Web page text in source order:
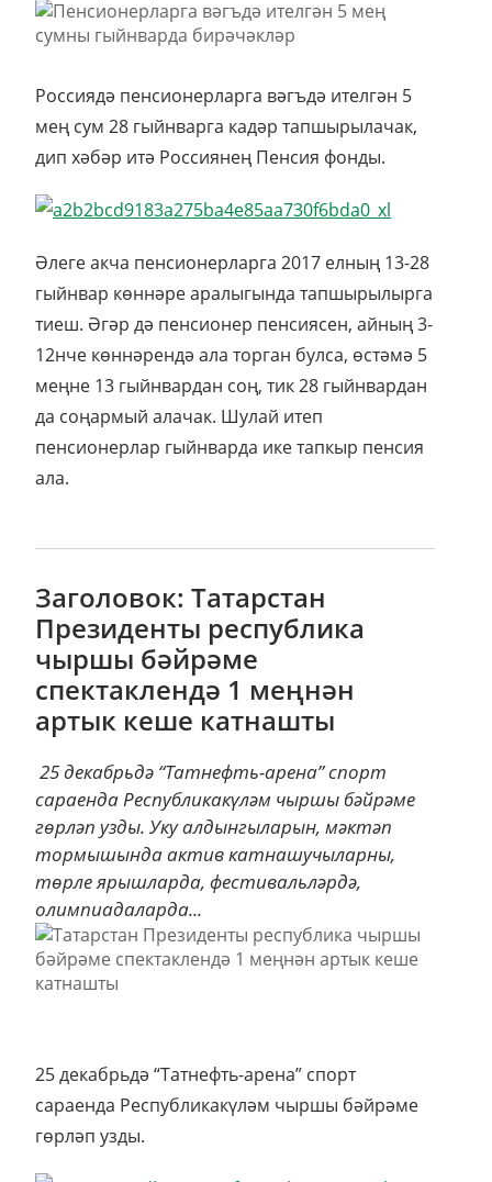
Россиядә пенсионерларга вәгъдә ителгән 5
мең сум 28 гыйнварга кадәр тапшырылачак,
дип хәбәр итә Россиянең Пенсия фонды.
Әлеге акча пенсионерларга 2017 елның 13-28
гыйнвар көннәре аралыгында тапшырылырга
тиеш. Әгәр дә пенсионер пенсиясен, айның 3-
12нче көннәрендә ала торган булса, өстәмә 5
меңне 13 гыйнвардан соң, тик 28 гыйнвардан
да соңармый алачак. Шулай итеп
пенсионерлар гыйнварда ике тапкыр пенсия
ала.
Заголовок: Татарстан
Президенты республика
чыршы бәйрәме
спектаклендә 1 меңнән
артык кеше катнашты
25 декабрьдә “Татнефть-арена” спорт
сараенда Республикакүләм чыршы бәйрәме
гөрләп узды. Уку алдынгыларын, мәктәп
тормышында актив катнашучыларны,
төрле ярышларда, фестивальләрдә,
олимпиадаларда...
25 декабрьдә “Татнефть-арена” спорт
сараенда Республикакүләм чыршы бәйрәме
гөрләп узды.